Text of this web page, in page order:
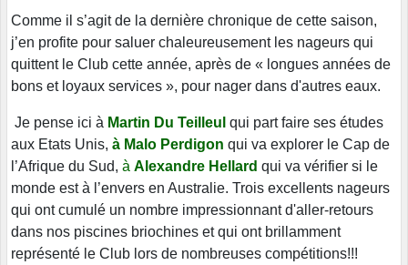
Comme il s’agit de la dernière chronique de cette saison,
j’en profite pour saluer chaleureusement les nageurs qui
quittent le Club cette année, après de « longues années de
bons et loyaux services », pour nager dans d'autres eaux.
Je pense ici à Martin Du Teilleul qui part faire ses études
aux Etats Unis, à Malo Perdigon qui va explorer le Cap de
l’Afrique du Sud, à Alexandre Hellard qui va vérifier si le
monde est à l’envers en Australie. Trois excellents nageurs
qui ont cumulé un nombre impressionnant d'aller-retours
dans nos piscines briochines et qui ont brillamment
représenté le Club lors de nombreuses compétitions!!!